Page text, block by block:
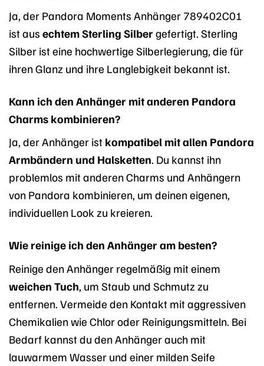
Ja, der Pandora Moments Anhänger 789402C01
ist aus echtem Sterling Silber gefertigt. Sterling
Silber ist eine hochwertige Silberlegierung, die für
ihren Glanz und ihre Langlebigkeit bekannt ist.
Kann ich den Anhänger mit anderen Pandora
Charms kombinieren?
Ja, der Anhänger ist kompatibel mit allen Pandora
Armbändern und Halsketten. Du kannst ihn
problemlos mit anderen Charms und Anhängern
von Pandora kombinieren, um deinen eigenen,
individuellen Look zu kreieren.
Wie reinige ich den Anhänger am besten?
Reinige den Anhänger regelmäßig mit einem
weichen Tuch, um Staub und Schmutz zu
entfernen. Vermeide den Kontakt mit aggressiven
Chemikalien wie Chlor oder Reinigungsmitteln. Bei
Bedarf kannst du den Anhänger auch mit
lauwarmem Wasser und einer milden Seife